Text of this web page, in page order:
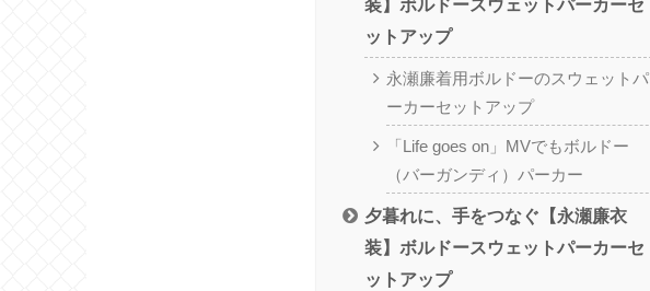
装】ボルドースウェットパーカーセ
ットアップ
永瀬廉着用ボルドーのスウェットパ
ーカーセットアップ
「Life goes on」MVでもボルドー
（バーガンディ）パーカー
夕暮れに、手をつなぐ【永瀬廉衣
装】ボルドースウェットパーカーセ
ットアップ